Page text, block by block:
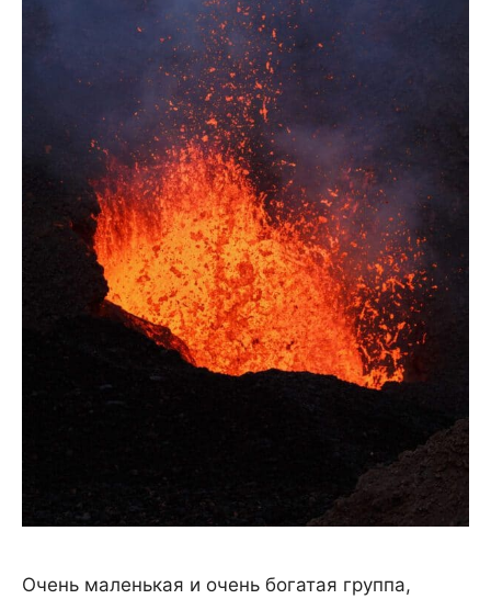
Очень маленькая и очень богатая группа,